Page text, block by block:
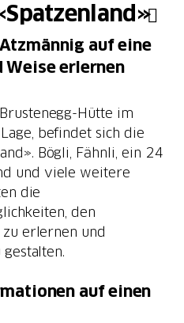
auf eine
Weise erlernen
Hütte im
befindet sich die
Bögli, Fähnli, ein 24
und viele weitere
die
den
erlernen und
auf einen